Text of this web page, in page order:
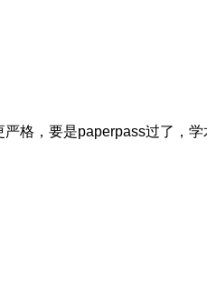
格，要是paperpass过了，学